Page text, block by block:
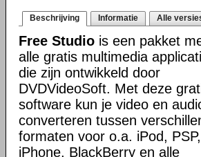
Beschrijving Informatie Alle
Free Studio is een pakket
alle gratis multimedia
die zijn ontwikkeld door
DVDVideoSoft. Met deze
software kun je video en
converteren tussen
formaten voor o.a. iPod, PSP,
iPhone, BlackBerry en alle